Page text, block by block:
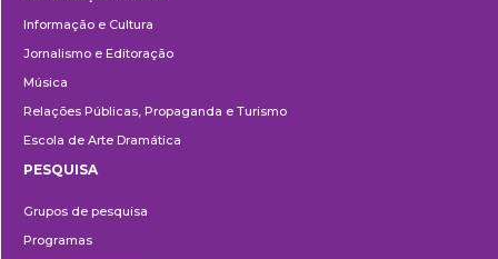
Informação e Cultura
Jornalismo e Editoração
Música
Relações Públicas, Propaganda e Turismo
Escola de Arte Dramática
PESQUISA
Grupos de pesquisa
Programas